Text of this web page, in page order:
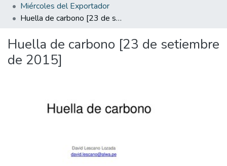
Statistics
Estadísticas Externas
Miércoles del Exportador
Huella de carbono [23 de setiembre de 2015]
Huella de carbono [23 de setiembre
de 2015]